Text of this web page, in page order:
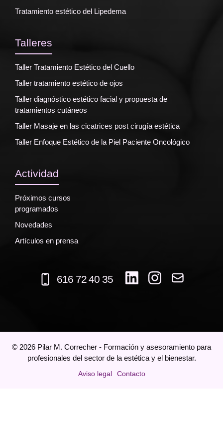
Tratamiento estético del Lipedema
Talleres
Taller Tratamiento Estético del Cuello
Taller tratamiento estético de ojos
Taller diagnóstico estético facial y propuesta de
tratamientos cutáneos
Taller Masaje en las cicatrices post cirugía estética
Taller Enfoque Estético de la Piel Paciente Oncológico
Actividad
Próximos cursos
programados
Novedades
Artículos en prensa
616 72 40 35
© 2026 Pilar M. Correcher - Formación y asesoramiento para
profesionales del sector de la estética y el bienestar.
Aviso legal Contacto